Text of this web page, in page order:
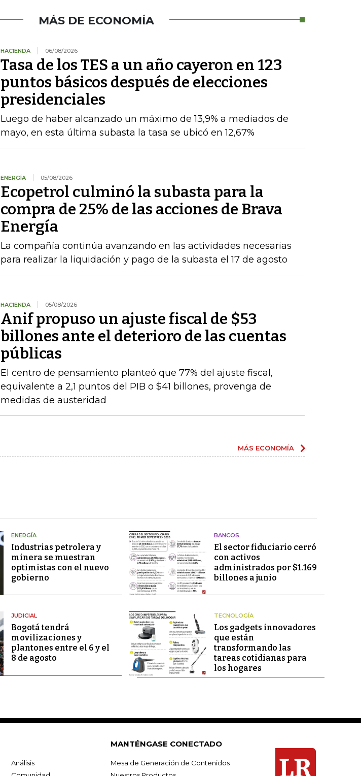
MÁS DE ECONOMÍA
HACIENDA 06/08/2026
Tasa de los TES a un año cayeron en 123
puntos básicos después de elecciones
presidenciales
Luego de haber alcanzado un máximo de 13,9% a mediados de
mayo, en esta última subasta la tasa se ubicó en 12,67%
ENERGÍA 05/08/2026
Ecopetrol culminó la subasta para la
compra de 25% de las acciones de Brava
Energía
La compañía continúa avanzando en las actividades necesarias
para realizar la liquidación y pago de la subasta el 17 de agosto
HACIENDA 05/08/2026
Anif propuso un ajuste fiscal de $53
billones ante el deterioro de las cuentas
públicas
El centro de pensamiento planteó que 77% del ajuste fiscal,
equivalente a 2,1 puntos del PIB o $41 billones, provenga de
medidas de austeridad
MÁS ECONOMÍA
ENERGÍA
Industrias petrolera y
minera se muestran
optimistas con el nuevo
gobierno
BANCOS
El sector fiduciario cerró
con activos
administrados por $1.169
billones a junio
JUDICIAL
Bogotá tendrá
movilizaciones y
plantones entre el 6 y el
8 de agosto
TECNOLOGÍA
Los gadgets innovadores
que están
transformando las
tareas cotidianas para
los hogares
Análisis
MANTÉNGASE CONECTADO
Mesa de Generación de Contenidos